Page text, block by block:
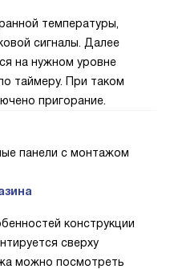
температуры,
сигналы. Далее
на нужном уровне
таймеру. При таком
пригорание.
панели с монтажом
конструкции
сверху
можно посмотреть